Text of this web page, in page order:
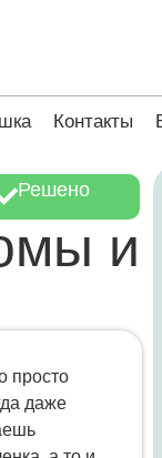
Контакты
Решено
и
просто
даже